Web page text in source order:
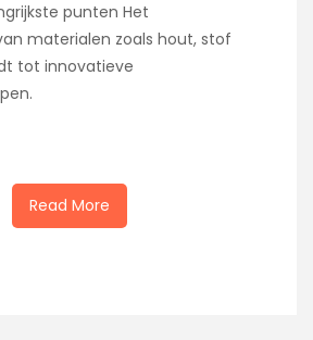
punten Het
materialen zoals hout, stof
tot innovatieve
Read More